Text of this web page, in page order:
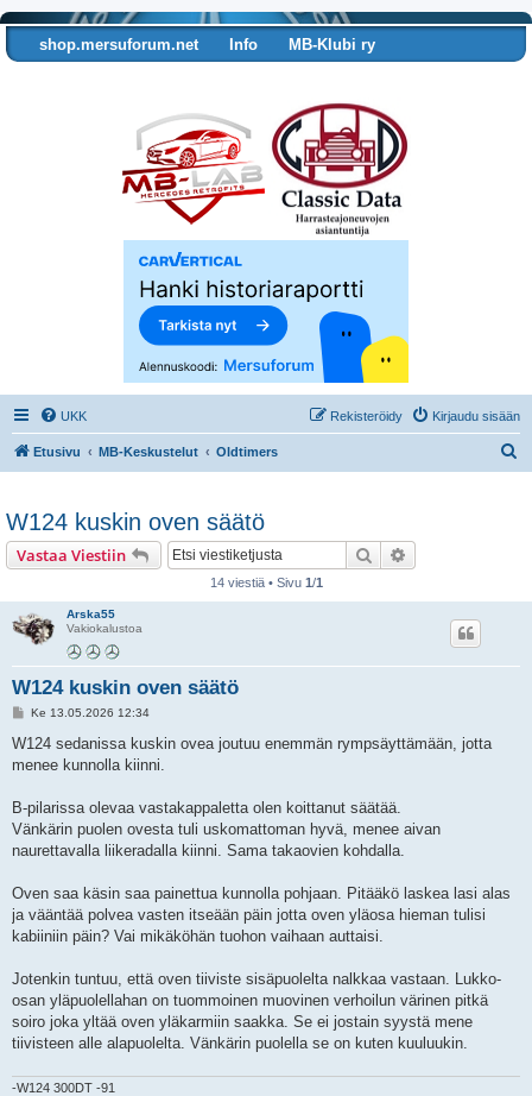
shop.mersuforum.net Info
MB-Klubi ry
UKK Kirjaudu sisään
Rekisteröidy
Etusivu MB-Keskustelut Oldtimers
W124 kuskin oven säätö
Vastaa Viestiin Etsi
14 viestiä • Sivu 1/1
Arska55
Vakiokalustoa
W124 kuskin oven säätö
V
e
t
Ke 13.05.2026 12:34
W124 sedanissa kuskin ovea joutuu enemmän rympsäyttämään, jotta
menee kunnolla kiinni.
B-pilarissa olevaa vastakappaletta olen koittanut säätää.
Vänkärin puolen ovesta tuli uskomattoman hyvä, menee aivan
naurettavalla liikeradalla kiinni. Sama takaovien kohdalla.
Oven saa käsin saa painettua kunnolla pohjaan. Pitääkö laskea lasi alas
ja vääntää polvea vasten itseään päin jotta oven yläosa hieman tulisi
kabiiniin päin? Vai mikäköhän tuohon vaihaan auttaisi.
Jotenkin tuntuu, että oven tiiviste sisäpuolelta nalkkaa vastaan. Lukko-
osan yläpuolellahan on tuommoinen muovinen verhoilun värinen pitkä
soiro joka yltää oven yläkarmiin saakka. Se ei jostain syystä mene
tiivisteen alle alapuolelta. Vänkärin puolella se on kuten kuuluukin.
-W124 300DT -91